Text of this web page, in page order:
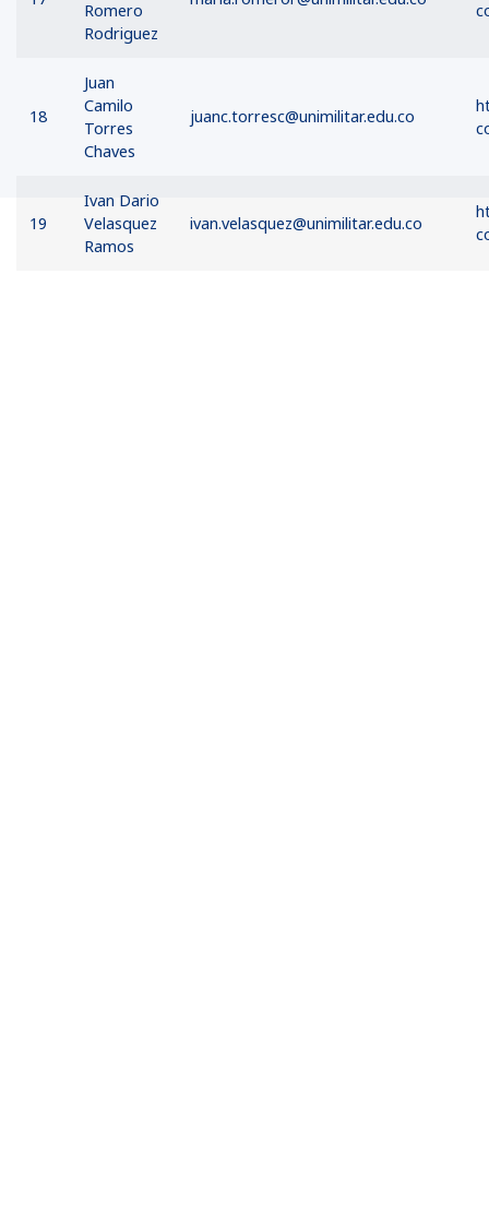
Romero
Rodriguez
18
Juan
Camilo
Torres
Chaves
juanc.torresc@unimilitar.edu.co
19
Ivan Dario
Velasquez
Ramos
ivan.velasquez@unimilitar.edu.co